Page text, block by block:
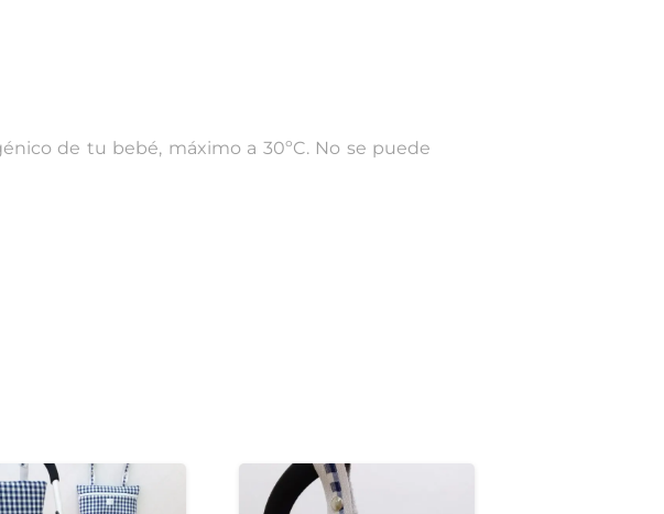
de tu bebé, máximo a 30ºC. No se puede